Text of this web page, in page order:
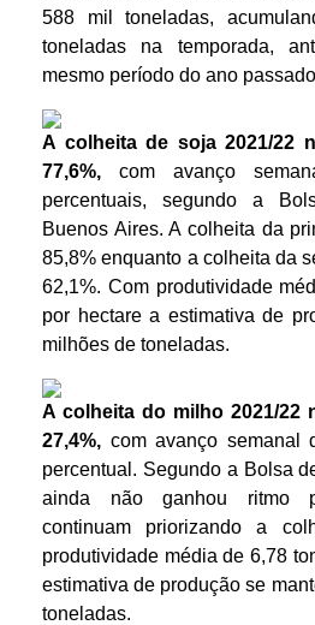
588 mil toneladas,
toneladas na temporada,
mesmo período do ano
A colheita de soja 2021/22
77,6%, com avanço
percentuais, segundo a
Buenos Aires. A colheita da
85,8% enquanto a colheita da
62,1%. Com produtividade
por hectare a estimativa de
milhões de toneladas.
A colheita do milho 2021/22
27,4%, com avanço semanal
percentual. Segundo a Bolsa
ainda não ganhou ritmo
continuam priorizando a
produtividade média de 6,78
estimativa de produção se
toneladas.